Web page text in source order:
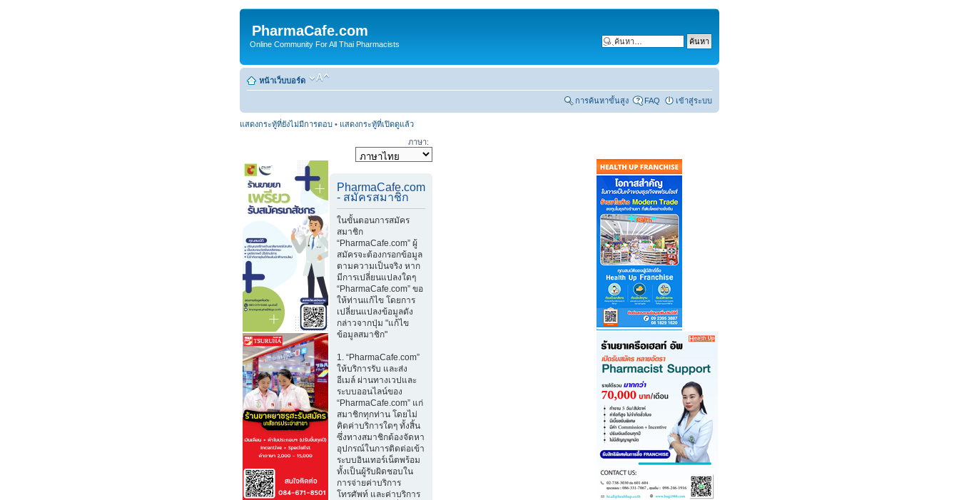
PharmaCafe.com
Online Community For All Thai Pharmacists
หน้าเว็บบอร์ด
การค้นหาขั้นสูง FAQ เข้าสู่ระบบ
แสดงกระทู้ที่ยังไม่มีการตอบ • แสดงกระทู้ที่เปิดดูแล้ว
ภาษา:
PharmaCafe.com
- สมัครสมาชิก
ในขั้นตอนการสมัคร
สมาชิก
“PharmaCafe.com” ผู้
สมัครจะต้องกรอกข้อมูล
ตามความเป็นจริง หาก
มีการเปลี่ยนแปลงใดๆ
“PharmaCafe.com” ขอ
ให้ท่านแก้ไข โดยการ
เปลี่ยนแปลงข้อมูลดัง
กล่าวจากปุ่ม "แก้ไข
ข้อมูลสมาชิก"
1. “PharmaCafe.com”
ให้บริการรับ และส่ง
อีเมล์ ผ่านทางเวปและ
ระบบออนไลน์ของ
“PharmaCafe.com” แก่
สมาชิกทุกท่าน โดยไม่
คิดค่าบริการใดๆ ทั้งสิ้น
ซึ่งทางสมาชิกต้องจัดหา
อุปกรณ์ในการติดต่อเข้า
ระบบอินเทอร์เน็ตพร้อม
ทั้งเป็นผู้รับผิดชอบใน
การจ่ายค่าบริการ
โทรศัพท์ และค่าบริการ